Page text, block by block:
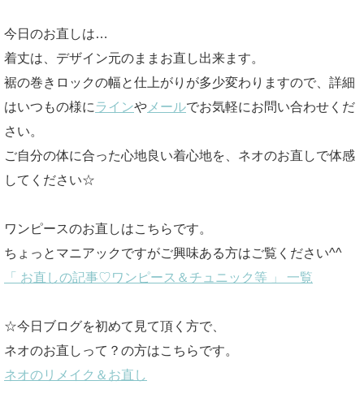
今日のお直しは…
着丈は、デザイン元のままお直し出来ます。
裾の巻きロックの幅と仕上がりが多少変わりますので、詳細
はいつもの様に ラインや メールでお気軽にお問い合わせくだ
さい。
ご自分の体に合った心地良い着心地を、ネオのお直しで体感
してください☆
ワンピースのお直しはこちらです。
ちょっとマニアックですがご興味ある方はご覧ください^^
「 お直しの記事♡ワンピース＆チュニック等 」 一覧
☆今日ブログを初めて見て頂く方で、
ネオのお直しって？の方はこちらです。
ネオのリメイク＆お直し